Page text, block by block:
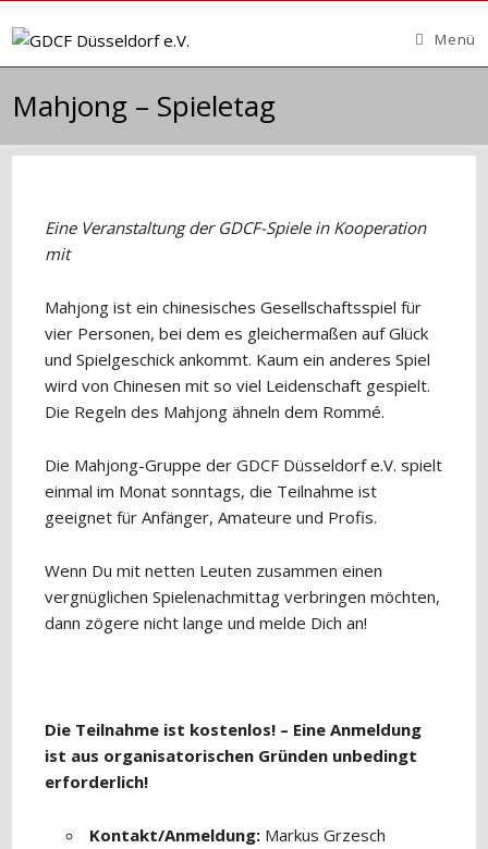
Inhalt
Menü
Mahjong – Spieletag
Eine Veranstaltung der GDCF-Spiele in Kooperation
mit
Mahjong ist ein chinesisches Gesellschaftsspiel für
vier Personen, bei dem es gleichermaßen auf Glück
und Spielgeschick ankommt. Kaum ein anderes Spiel
wird von Chinesen mit so viel Leidenschaft gespielt.
Die Regeln des Mahjong ähneln dem Rommé.
Die Mahjong-Gruppe der GDCF Düsseldorf e.V. spielt
einmal im Monat sonntags, die Teilnahme ist
geeignet für Anfänger, Amateure und Profis.
Wenn Du mit netten Leuten zusammen einen
vergnüglichen Spielenachmittag verbringen möchten,
dann zögere nicht lange und melde Dich an!
Die Teilnahme ist kostenlos! – Eine Anmeldung
ist aus organisatorischen Gründen unbedingt
erforderlich!
Kontakt/Anmeldung: Markus Grzesch